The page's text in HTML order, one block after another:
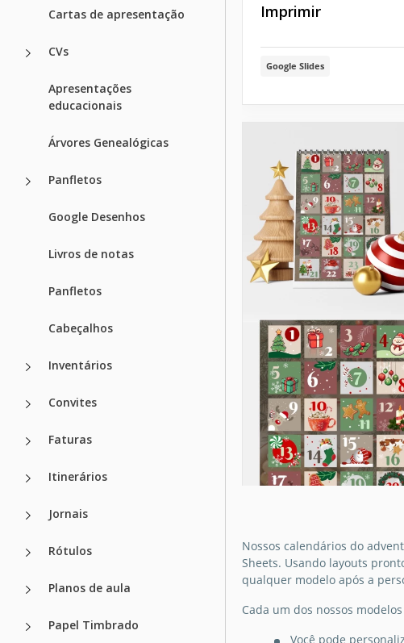
Cartas de apresentação
CVs
Apresentações
educacionais
Árvores Genealógicas
Panfletos
Google Desenhos
Livros de notas
Panfletos
Cabeçalhos
Inventários
Convites
Faturas
Itinerários
Jornais
Rótulos
Planos de aula
Papel Timbrado
Imprimir
Google Slides
Nossos calendários do
Sheets. Usando layouts
qualquer modelo após a
Cada um dos nossos
Você pode